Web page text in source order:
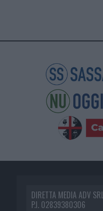
DIRETTA MEDIA ADV SRL
P.I. 02839380306